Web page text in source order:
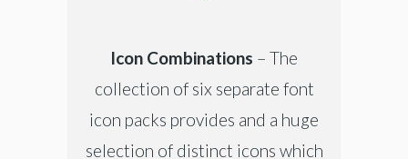
Icon Combinations – The
collection of six separate font
icon packs provides and a huge
selection of distinct icons which